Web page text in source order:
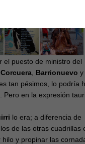
el puesto de ministro del
Corcuera Barrionuevo y
tan pésimos, lo podría
Pero en la expresión
lo era; a diferencia de
de las otras cuadrillas
y propinar las